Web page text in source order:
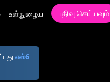
உள்நுழைய பதிவு செய்யவும்
எஸ்6